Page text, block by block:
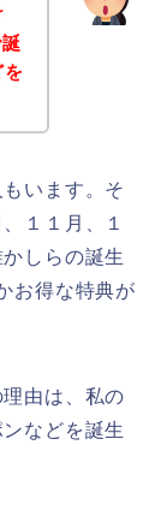
を
います。そ
１１月、１
しらの誕生
お得な特典が
由は、私の
などを誕生